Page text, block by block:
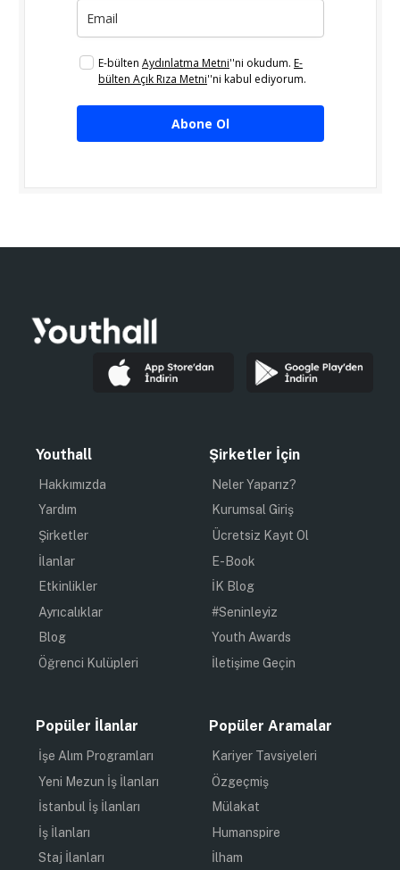
E-bülten Aydınlatma Metni''ni okudum. E-
bülten Açık Rıza Metni''ni kabul ediyorum.
Abone Ol
Youthall
Hakkımızda
Yardım
Şirketler
İlanlar
Etkinlikler
Ayrıcalıklar
Blog
Öğrenci Kulüpleri
Şirketler İçin
Neler Yaparız?
Kurumsal Giriş
Ücretsiz Kayıt Ol
E-Book
İK Blog
#Seninleyiz
Youth Awards
İletişime Geçin
Popüler İlanlar
İşe Alım Programları
Yeni Mezun İş İlanları
İstanbul İş İlanları
İş İlanları
Staj İlanları
Popüler Aramalar
Kariyer Tavsiyeleri
Özgeçmiş
Mülakat
Humanspire
İlham